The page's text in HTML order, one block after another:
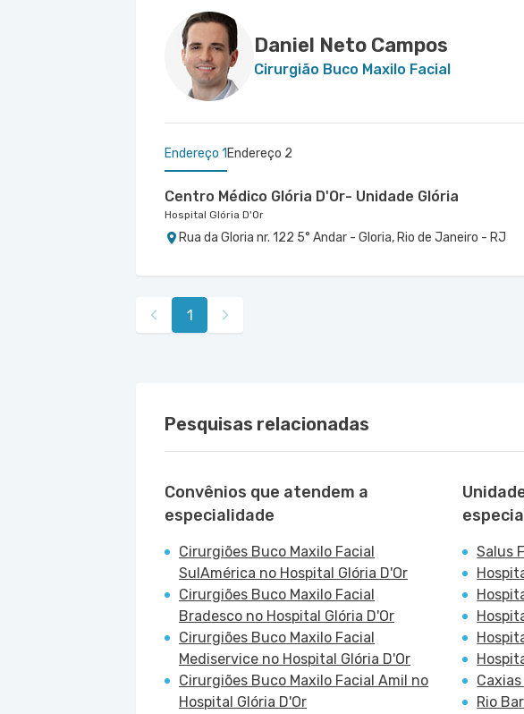
Daniel Neto Campos
Cirurgião Buco Maxilo Facial
Endereço 1 Endereço 2
Centro Médico Glória D'Or- Unidade Glória
Hospital Glória D'Or
Rua da Gloria nr. 122 5° Andar - Gloria, Rio de Janeiro - RJ
Hospital Rios D'Or
Estrada Dos Bandeirantes nr. 363 - Taquara Jacarepagua,
1
Pesquisas relacionadas
Convênios que atendem a
especialidade
Cirurgiões Buco Maxilo Facial
SulAmérica no Hospital Glória D'Or
Cirurgiões Buco Maxilo Facial
Bradesco no Hospital Glória D'Or
Cirurgiões Buco Maxilo Facial
Mediservice no Hospital Glória D'Or
Cirurgiões Buco Maxilo Facial Amil no
Hospital Glória D'Or
Salus
Rio